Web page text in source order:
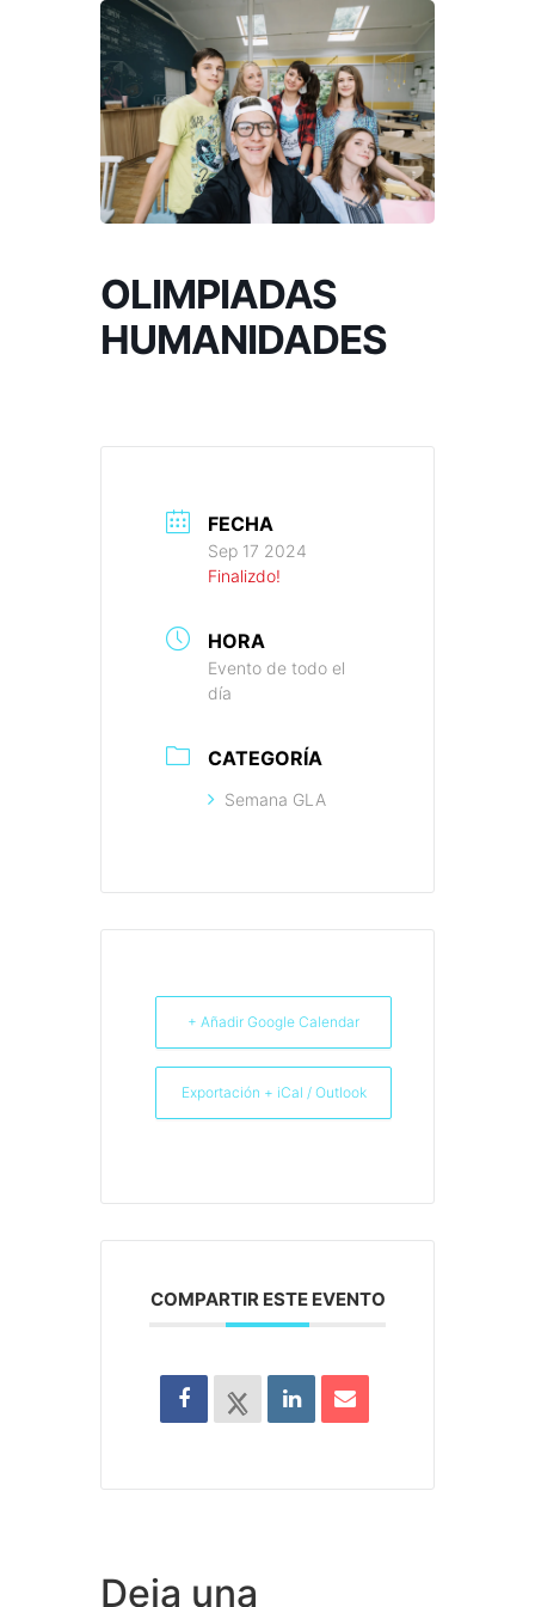
OLIMPIADAS
HUMANIDADES
FECHA
Sep 17 2024
Finalizdo!
HORA
Evento de todo el
día
CATEGORÍA
Semana GLA
+ Añadir Google Calendar
Exportación + iCal / Outlook
COMPARTIR ESTE EVENTO
Deja una